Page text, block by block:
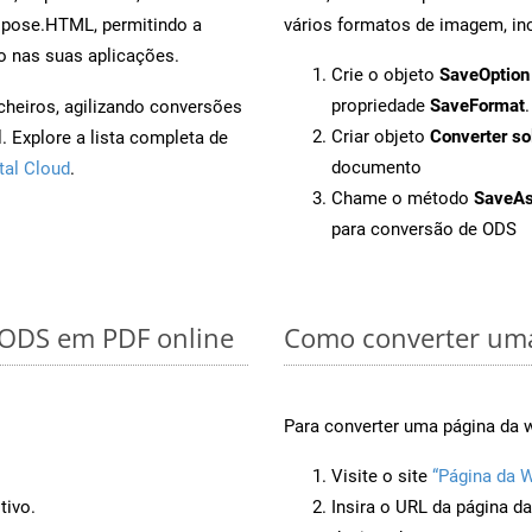
permitindo a
nas suas aplicações.
agilizando conversões
Explore a lista completa de
Cloud.
vários formatos de imagem,
Crie o objeto SaveOption
propriedade SaveFormat.
Criar objeto Converter
documento
Chame o método
para conversão de ODS
em PDF online Como converter
Para converter uma página da
Visite o site “Página da
Insira o URL da página